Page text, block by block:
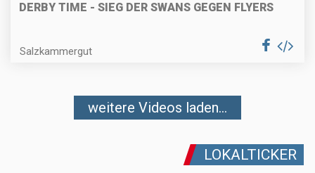
DERBY TIME - SIEG DER SWANS GEGEN FLYERS
Salzkammergut
weitere Videos laden...
LOKALTICKER